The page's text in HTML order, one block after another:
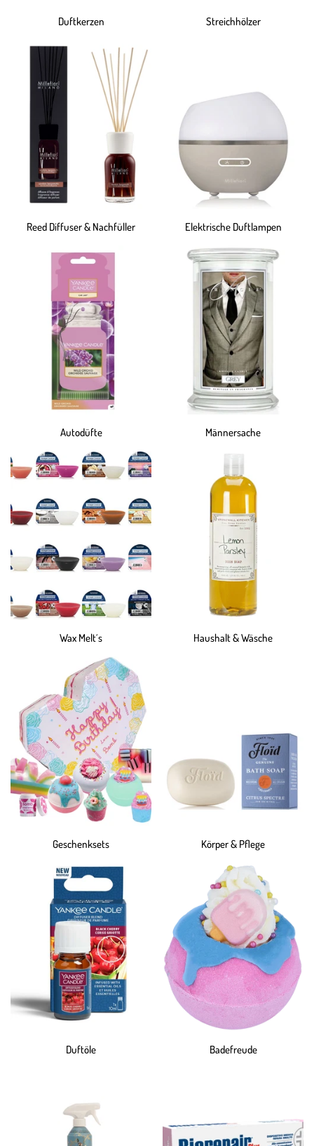
Duftkerzen Streichhölzer
Reed Diffuser & Nachfüller Elektrische Duftlampen
Autodüfte Männersache
Wax Melt´s Haushalt & Wäsche
Geschenksets Körper & Pflege
Duftöle Badefreude